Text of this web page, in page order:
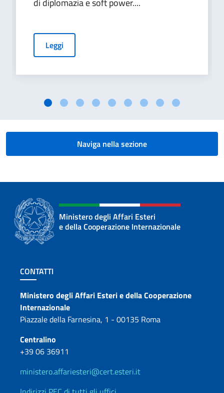
di diplomazia e soft power....
Leggi
Naviga nella sezione
Ministero degli Affari Esteri
e della Cooperazione Internazionale
Sezione footer
CONTATTI
Contatti
Ministero degli Affari Esteri e della Cooperazione
Internazionale
Piazzale della Farnesina, 1 - 00135 Roma
Centralino
+39 06 36911
ministero.affariesteri@cert.esteri.it